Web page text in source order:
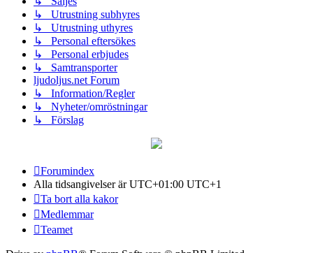
↳ Utrustning subhyres
↳ Utrustning uthyres
↳ Personal eftersökes
↳ Personal erbjudes
↳ Samtransporter
ljudoljus.net Forum
↳ Information/Regler
↳ Nyheter/omröstningar
↳ Förslag
Forumindex
Alla tidsangivelser är UTC+01:00 UTC+1
Ta bort alla kakor
Medlemmar
Teamet